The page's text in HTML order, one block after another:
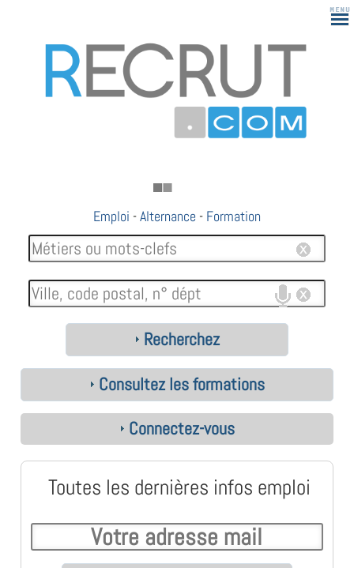
Emploi -Alternance - Formation
Recherchez
Consultez les formations
Connectez-vous
Toutes les dernières infos emploi